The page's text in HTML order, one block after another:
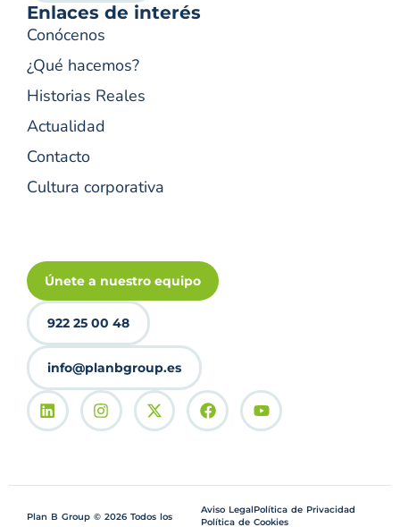
Enlaces de interés
Conócenos
¿Qué hacemos?
Historias Reales
Actualidad
Contacto
Cultura corporativa
Únete a nuestro equipo
922 25 00 48
info@planbgroup.es
Plan B Group © 2026 Todos los
Aviso LegalPolítica de Privacidad
Política de Cookies